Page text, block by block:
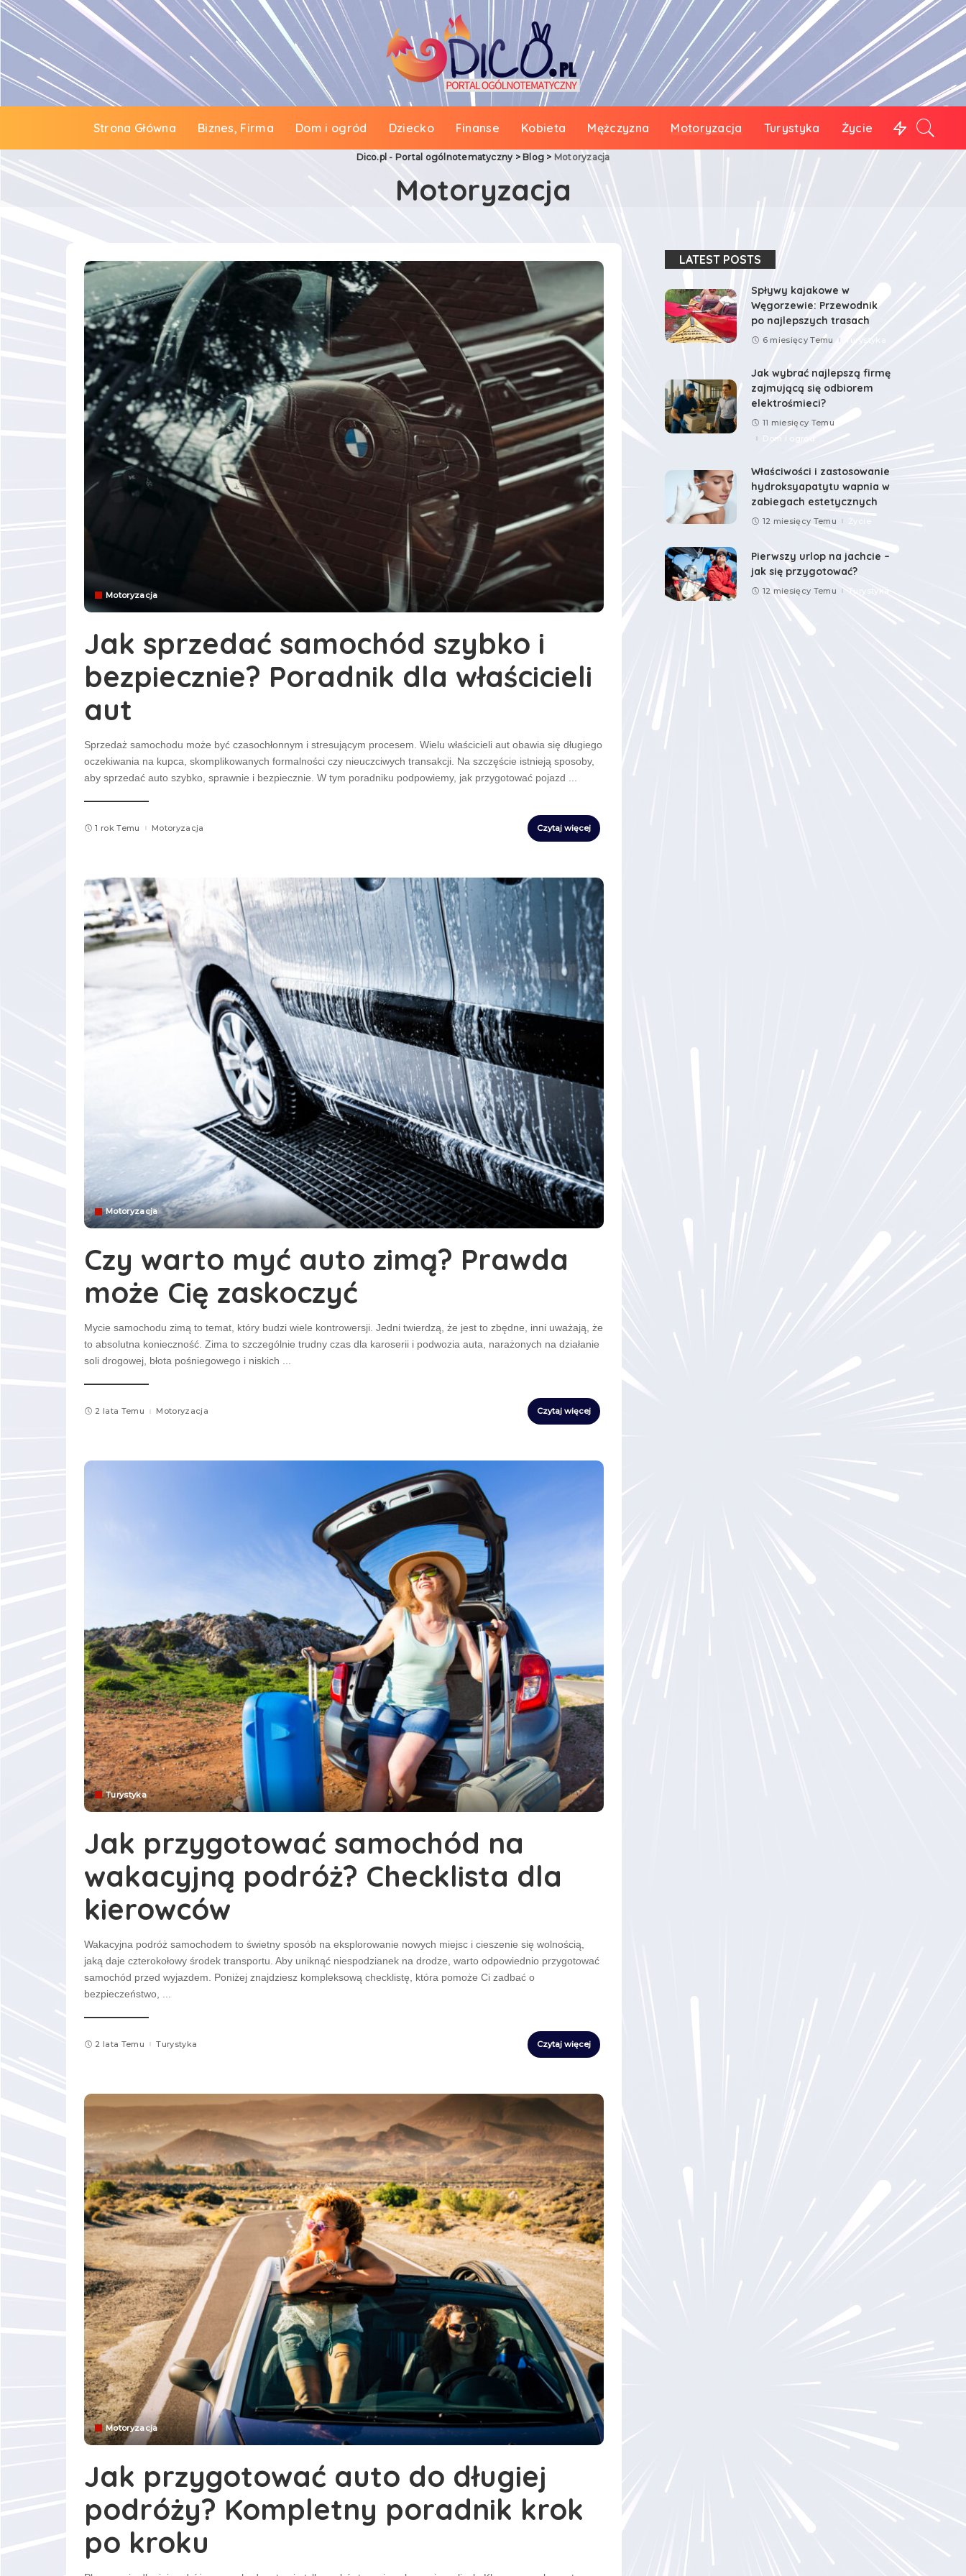
Strona Główna Biznes, Firma Dom i ogród Dziecko Finanse Kobieta Mężczyzna Motoryzacja Turystyka Życie
Dico.pl - Portal ogólnotematyczny > Blog > Motoryzacja
Motoryzacja
Motoryzacja
Jak sprzedać samochód szybko i
bezpiecznie? Poradnik dla właścicieli
aut
Sprzedaż samochodu może być czasochłonnym i stresującym procesem. Wielu właścicieli aut obawia się długiego
oczekiwania na kupca, skomplikowanych formalności czy nieuczciwych transakcji. Na szczęście istnieją sposoby,
aby sprzedać auto szybko, sprawnie i bezpiecznie. W tym poradniku podpowiemy, jak przygotować pojazd
1 rok Temu Motoryzacja Czytaj więcej
Motoryzacja
Czy warto myć auto zimą? Prawda
może Cię zaskoczyć
Mycie samochodu zimą to temat, który budzi wiele kontrowersji. Jedni twierdzą, że jest to zbędne, inni uważają, że
to absolutna konieczność. Zima to szczególnie trudny czas dla karoserii i podwozia auta, narażonych na działanie
soli drogowej, błota pośniegowego i niskich ...
2 lata Temu Motoryzacja Czytaj więcej
Turystyka
Jak przygotować samochód na
wakacyjną podróż? Checklista dla
kierowców
Wakacyjna podróż samochodem to świetny sposób na eksplorowanie nowych miejsc i cieszenie się wolnością,
jaką daje czterokołowy środek transportu. Aby uniknąć niespodzianek na drodze, warto odpowiednio przygotować
samochód przed wyjazdem. Poniżej znajdziesz kompleksową checklistę, która pomoże Ci zadbać o
bezpieczeństwo,
2 lata Temu Turystyka Czytaj więcej
Motoryzacja
Jak przygotować auto do długiej
podróży? Kompletny poradnik krok
po kroku
LATEST POSTS
Spływy kajakowe w
Węgorzewie: Przewodnik
po najlepszych trasach
6 miesięcy Temu Turystyka
Jak wybrać najlepszą firmę
zajmującą się odbiorem
elektrośmieci?
11 miesięcy Temu
Dom i ogród
Właściwości i zastosowanie
hydroksyapatytu wapnia w
zabiegach estetycznych
12 miesięcy Temu Życie
Pierwszy urlop na jachcie –
jak się przygotować?
12 miesięcy Temu Turystyka